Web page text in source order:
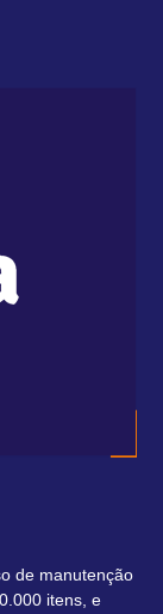
de manutenção
itens, e